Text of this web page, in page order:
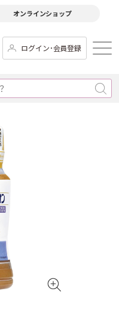
オンラインショップ
ログイン･会員登録